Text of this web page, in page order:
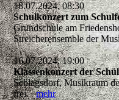
18.07.2024, 08:30
Schulkonzert zum
Grundschule am
Streicherensemble der
16.07.2024, 19:00
Klassenkonzert der
Schlagsdorf, Musikraum
frei.mehr